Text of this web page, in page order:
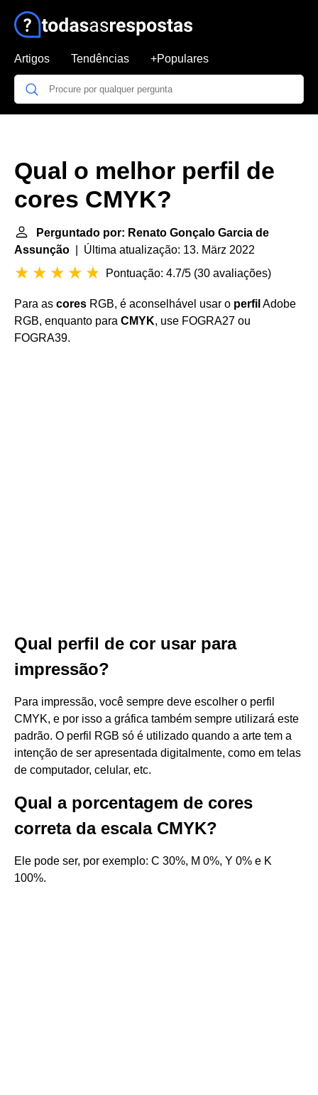
Artigos Tendências +Populares
Qual o melhor perfil de
cores CMYK?
Perguntado por: Renato Gonçalo Garcia de
Assunção | Última atualização: 13. März 2022
Pontuação: 4.7/5 (30 avaliações)
Para as cores RGB, é aconselhável usar o perfil Adobe
RGB, enquanto para CMYK, use FOGRA27 ou
FOGRA39.
Qual perfil de cor usar para
impressão?
Para impressão, você sempre deve escolher o perfil
CMYK, e por isso a gráfica também sempre utilizará este
padrão. O perfil RGB só é utilizado quando a arte tem a
intenção de ser apresentada digitalmente, como em telas
de computador, celular, etc.
Qual a porcentagem de cores
correta da escala CMYK?
Ele pode ser, por exemplo: C 30%, M 0%, Y 0% e K
100%.